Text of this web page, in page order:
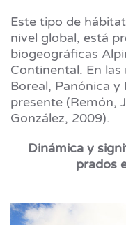
Este tipo de
nivel global, está
biogeográficas
Continental. En
Boreal, Panónica
presente (Remón,
González, 2009).
Dinámica y
prados